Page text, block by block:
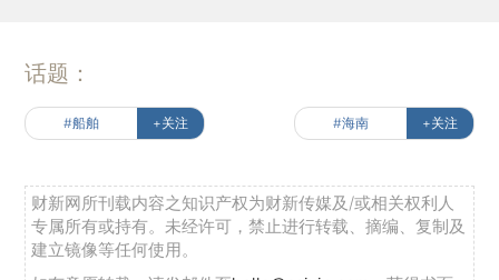
话题：
#船舶 +关注 #海南 +关注
财新网所刊载内容之知识产权为财新传媒及/或相关权利人
专属所有或持有。未经许可，禁止进行转载、摘编、复制及
建立镜像等任何使用。